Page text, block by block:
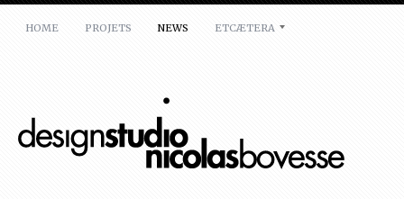
1050 Bruxelles
Belgique
HOME PROJETS NEWS ETCÆTERA